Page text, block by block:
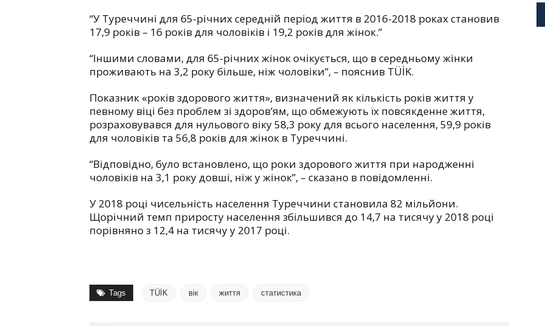
“У Туреччині для 65-річних середній період життя в 2016-2018 роках становив
17,9 років – 16 років для чоловіків і 19,2 років для жінок.”
“Іншими словами, для 65-річних жінок очікується, що в середньому жінки
проживають на 3,2 року більше, ніж чоловіки”, – пояснив TÜİK.
Показник «років здорового життя», визначений як кількість років життя у
певному віці без проблем зі здоров’ям, що обмежують їх повсякденне життя,
розраховувався для нульового віку 58,3 року для всього населення, 59,9 років
для чоловіків та 56,8 років для жінок в Туреччині.
“Відповідно, було встановлено, що роки здорового життя при народженні
чоловіків на 3,1 року довші, ніж у жінок”, – сказано в повідомленні.
У 2018 році чисельність населення Туреччини становила 82 мільйони.
Щорічний темп приросту населення збільшився до 14,7 на тисячу у 2018 році
порівняно з 12,4 на тисячу у 2017 році.
Tags TÜİK вік життя статистика